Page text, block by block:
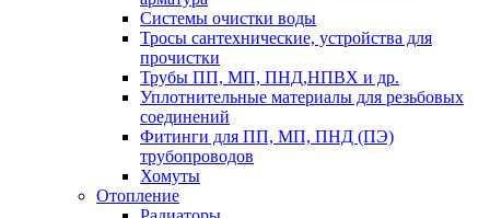
Системы очистки воды
Тросы сантехнические, устройства для
прочистки
Трубы ПП, МП, ПНД,НПВХ и др.
Уплотнительные материалы для резьбовых
соединений
Фитинги для ПП, МП, ПНД (ПЭ)
трубопроводов
Хомуты
Отопление